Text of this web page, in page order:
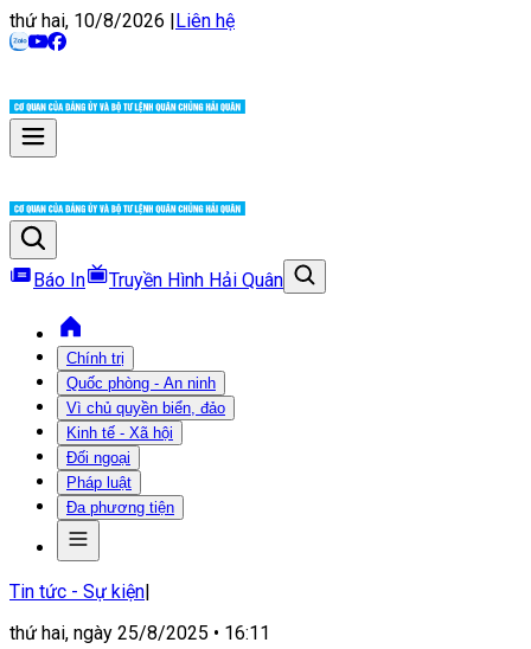
thứ hai, 10/8/2026 |Liên hệ
Báo In Truyền Hình Hải Quân
Chính trị
Quốc phòng - An ninh
Vì chủ quyền biển, đảo
Kinh tế - Xã hội
Đối ngoại
Pháp luật
Đa phương tiện
Tin tức - Sự kiện|
thứ hai, ngày 25/8/2025 • 16:11